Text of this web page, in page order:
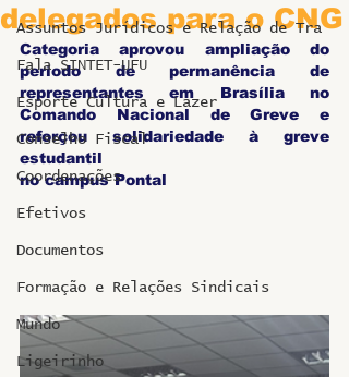
Assuntos Jurídicos e Relação de Tra
Fala SINTET-UFU
Esporte Cultura e Lazer
Conselho Fiscal
Coordenações
Efetivos
Documentos
Formação e Relações Sindicais
Mundo
Ligeirinho
delegados para o CNG
Categoria aprovou ampliação do
período de permanência de
representantes em Brasília no
Comando Nacional de Greve e
reforçou solidariedade à greve
estudantil
no campus Pontal